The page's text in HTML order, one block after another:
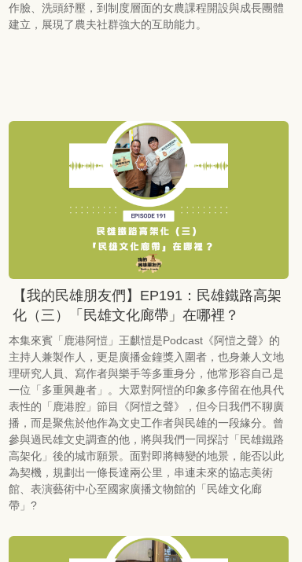
作臉、洗頭紓壓，到制度層面的女農課程開設與成長團體
建立，展現了農夫社群強大的互助能力。
【我的民雄朋友們】EP191：民雄鐵路高架
化（三）「民雄文化廊帶」在哪裡？
本集來賓「鹿港阿愷」王麒愷是Podcast《阿愷之聲》的
主持人兼製作人，更是廣播金鐘獎入圍者，也身兼人文地
理研究人員、寫作者與樂手等多重身分，他常形容自己是
一位「多重興趣者」。大眾對阿愷的印象多停留在他具代
表性的「鹿港腔」節目《阿愷之聲》，但今日我們不聊廣
播，而是聚焦於他作為文史工作者與民雄的一段緣分。曾
參與過民雄文史調查的他，將與我們一同探討「民雄鐵路
高架化」後的城市願景。面對即將轉變的地景，能否以此
為契機，規劃出一條長達兩公里，串連未來的協志美術
館、表演藝術中心至國家廣播文物館的「民雄文化廊
帶」?